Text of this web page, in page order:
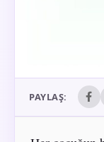
PAYLAŞ: